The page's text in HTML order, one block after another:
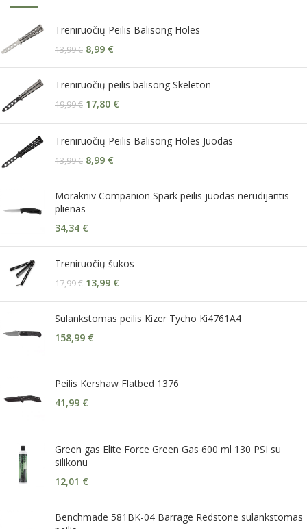
Treniruočių Peilis Balisong Holes
13,99€ 8,99 €
Treniruočių peilis balisong Skeleton
19,99€ 17,80 €
Treniruočių Peilis Balisong Holes Juodas
13,99€ 8,99 €
Morakniv Companion Spark peilis juodas nerūdijantis
plienas
34,34 €
Treniruočių šukos
17,99€ 13,99 €
Sulankstomas peilis Kizer Tycho Ki4761A4
158,99 €
Peilis Kershaw Flatbed 1376
41,99 €
Green gas Elite Force Green Gas 600 ml 130 PSI su
silikonu
12,01 €
Benchmade 581BK-04 Barrage Redstone sulankstomas